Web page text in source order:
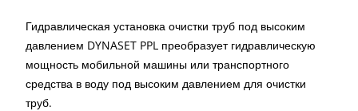
Гидравлическая установка очистки труб под высоким
давлением DYNASET PPL преобразует гидравлическую
мощность мобильной машины или транспортного
средства в воду под высоким давлением для очистки
труб.